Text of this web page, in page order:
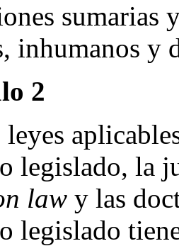
sumarias
inhumanos y
2
leyes
legislado, la
law y las
legislado